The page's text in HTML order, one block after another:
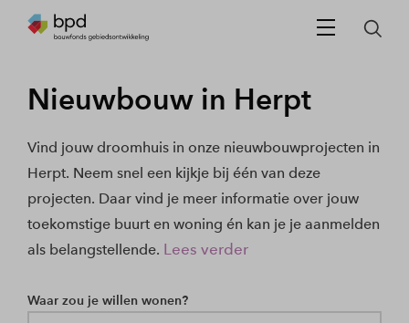
Nieuwbouw in Herpt
Vind jouw droomhuis in onze nieuwbouwprojecten in
Herpt. Neem snel een kijkje bij één van deze
projecten. Daar vind je meer informatie over jouw
toekomstige buurt en woning én kan je je aanmelden
als belangstellende. Lees verder
Waar zou je willen wonen?